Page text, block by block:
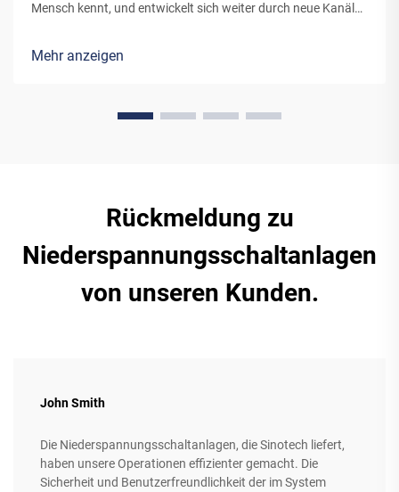
Mensch kennt, und entwickelt sich weiter durch neue Kanäle
Ausrüstung...
Mehr anzeigen
Rückmeldung zu
Niederspannungsschaltanlagen
von unseren Kunden.
John Smith
Die Niederspannungsschaltanlagen, die Sinotech liefert,
haben unsere Operationen effizienter gemacht. Die
Sicherheit und Benutzerfreundlichkeit der im System